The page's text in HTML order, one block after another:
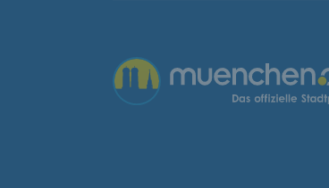
Übergreifende Links